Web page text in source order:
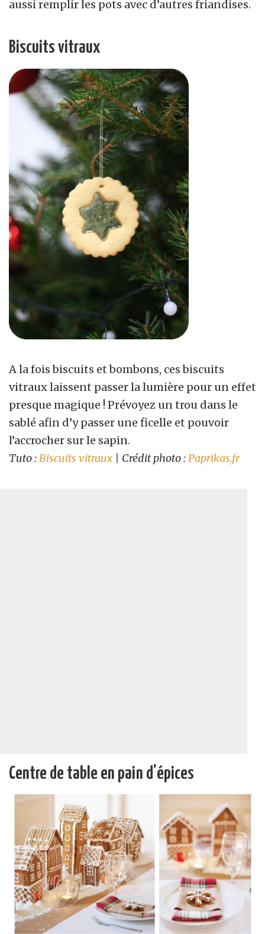
aussi remplir les pots avec d’autres friandises.
Biscuits vitraux
A la fois biscuits et bombons, ces biscuits
vitraux laissent passer la lumière pour un effet
presque magique ! Prévoyez un trou dans le
sablé afin d’y passer une ficelle et pouvoir
l’accrocher sur le sapin.
Tuto :Biscuits vitraux | Crédit photo :Paprikas.fr
Centre de table en pain d’épices